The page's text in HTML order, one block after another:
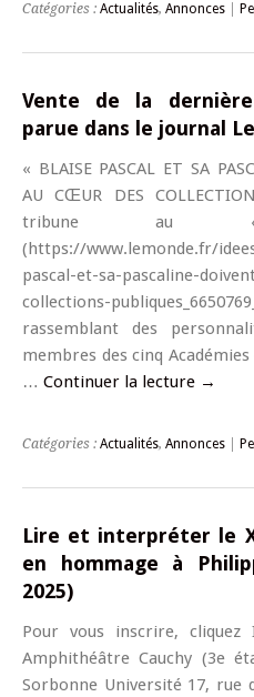
Catégories : Actualités, Annonces
Vente de la
parue dans le journal
« BLAISE PASCAL ET SA
AU CŒUR DES
tribune au
(https://www.lemonde.fr/
pascal-et-sa-pascaline-
collections-
rassemblant des
membres des cinq
… Continuer la lecture →
Catégories : Actualités, Annonces
Lire et interpréter le
en hommage à
2025)
Pour vous inscrire,
Amphithéâtre Cauchy (3e
Sorbonne Université 17,